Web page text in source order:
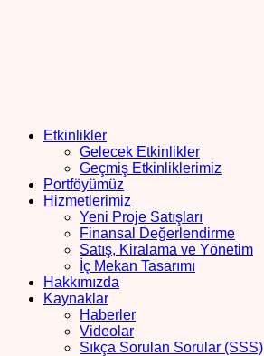
Etkinlikler
Gelecek Etkinlikler
Geçmiş Etkinliklerimiz
Portföyümüz
Hizmetlerimiz
Yeni Proje Satışları
Finansal Değerlendirme
Satış, Kiralama ve Yönetim
İç Mekan Tasarımı
Hakkımızda
Kaynaklar
Haberler
Videolar
Sıkça Sorulan Sorular (SSS)